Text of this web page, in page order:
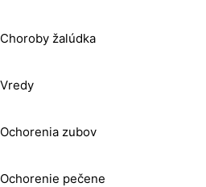
Choroby žalúdka
Vredy
Ochorenia zubov
Ochorenie pečene